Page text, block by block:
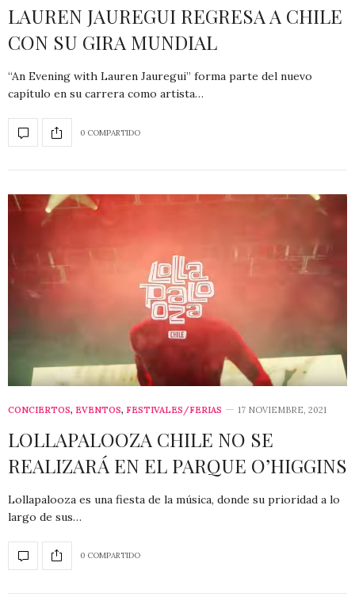
LAUREN JAUREGUI REGRESA A CHILE
CON SU GIRA MUNDIAL
“An Evening with Lauren Jauregui” forma parte del nuevo
capítulo en su carrera como artista…
0 COMPARTIDO
CONCIERTOS, EVENTOS, FESTIVALES/FERIAS 17 NOVIEMBRE, 2021
LOLLAPALOOZA CHILE NO SE
REALIZARÁ EN EL PARQUE O’HIGGINS
Lollapalooza es una fiesta de la música, donde su prioridad a lo
largo de sus…
0 COMPARTIDO